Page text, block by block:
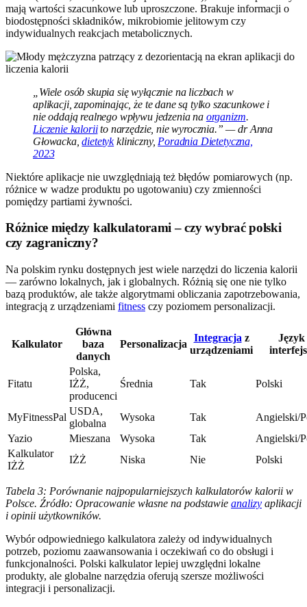
mają wartości szacunkowe lub uproszczone. Brakuje informacji o
biodostępności składników, mikrobiomie jelitowym czy
indywidualnych reakcjach metabolicznych.
„Wiele osób skupia się wyłącznie na liczbach w
aplikacji, zapominając, że te dane są tylko szacunkowe i
nie oddają realnego wpływu jedzenia na organizm.
Liczenie kaloriito narzędzie, nie wyrocznia.” — dr Anna
Głowacka,dietetykkliniczny, Poradnia Dietetyczna,
2023
Niektóre aplikacje nie uwzględniają też błędów pomiarowych (np.
różnice w wadze produktu po ugotowaniu) czy zmienności
pomiędzy partiami żywności.
Różnice między kalkulatorami – czy wybrać polski
czy zagraniczny?
Na polskim rynku dostępnych jest wiele narzędzi do liczenia kalorii
— zarówno lokalnych, jak i globalnych. Różnią się one nie tylko
bazą produktów, ale także algorytmami obliczania zapotrzebowania,
integracją z urządzeniami fitness czy poziomem personalizacji.
Kalkulator
Główna
baza
danych
Personalizacja
Integracja z
urządzeniami
Język
Fitatu
Polska,
IŻŻ,
producenci
Średnia Tak Polski
MyFitnessPal
USDA,
globalna
Wysoka Tak
Angielski/
Yazio
Mieszana Wysoka Tak
Angielski/
Kalkulator
IŻŻ
IŻŻ Niska Nie Polski
Tabela 3: Porównanie najpopularniejszych kalkulatorów kalorii w
Polsce. Źródło: Opracowanie własne na podstawie analizy aplikacji
i opinii użytkowników.
Wybór odpowiedniego kalkulatora zależy od indywidualnych
potrzeb, poziomu zaawansowania i oczekiwań co do obsługi i
funkcjonalności. Polski kalkulator lepiej uwzględni lokalne
produkty, ale globalne narzędzia oferują szersze możliwości
integracji i personalizacji.